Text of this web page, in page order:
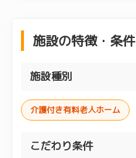
施設の特徴・条件
施設種別
介護付き有料老人ホーム
こだわり条件